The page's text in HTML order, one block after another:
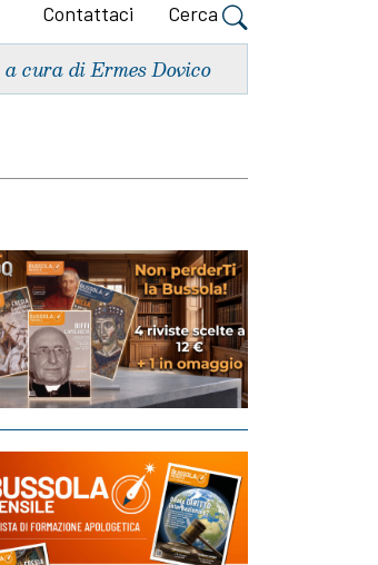
Contattaci Cerca
a cura di Ermes Dovico